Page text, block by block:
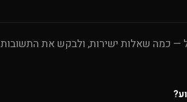
— כמה שאלות ישירות, ולבקש את התשובות